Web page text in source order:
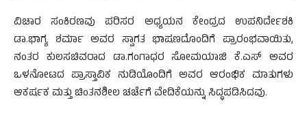
ವಿಚಾರ ಸಂಕಿರಣವು ಪರಿಸರ ಅಧ್ಯಯನ ಕೇಂದ್ರದ ಉಪನಿರ್ದೇಶಕಿ
ಡಾ.ಭಾಗ್ಯ ಶರ್ಮಾ ಅವರ ಸ್ವಾಗತ ಭಾಷಣದೊಂದಿಗೆ ಪ್ರಾರಂಭವಾಯಿತು,
ನಂತರ ಕುಲಸಚಿವರಾದ ಡಾ.ಗಂಗಾಧರ ಸೋಮಯಾಜಿ ಕೆ.ಎಸ್ ಅವರ
ಒಳನೋಟದ ಪ್ರಾಸ್ತಾವಿಕ ನುಡಿಯೊಂದಿಗೆ ಅವರ ಆರಂಭಿಕ ಮಾತುಗಳು
ಆಕರ್ಷಕ ಮತ್ತು ಚಿಂತನಶೀಲ ಚರ್ಚೆಗೆ ವೇದಿಕೆಯನ್ನು ಸಿದ್ಧಪಡಿಸಿದವು.